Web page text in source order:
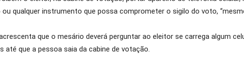
qualquer instrumento que possa comprometer o sigilo do voto,
que o mesário deverá perguntar ao eleitor se carrega algum
até que a pessoa saia da cabine de votação.